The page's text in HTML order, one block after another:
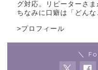
グ対応。リピーターさま
ちなみに口癖は「どん
>プロフィール
＼